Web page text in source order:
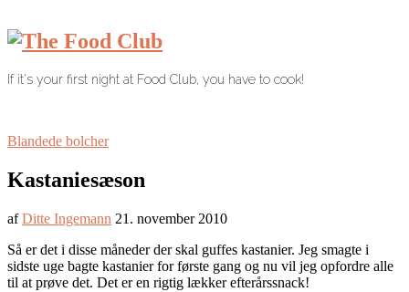
If it's your first night at Food Club, you have to cook!
Blandede bolcher
Kastaniesæson
afDitte Ingemann 21. november 2010
Så er det i disse måneder der skal guffes kastanier. Jeg smagte i
sidste uge bagte kastanier for første gang og nu vil jeg opfordre alle
til at prøve det. Det er en rigtig lækker efterårssnack!